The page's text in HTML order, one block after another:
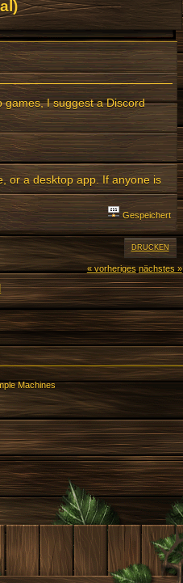
games, I suggest a Discord
or a desktop app. If anyone is
Gespeichert
DRUCKEN
« vorheriges nächstes »
Machines